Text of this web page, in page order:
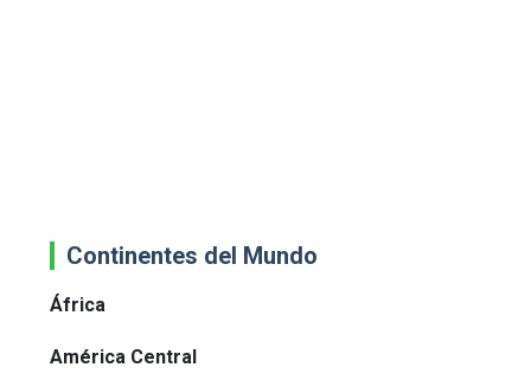
Continentes del Mundo
África
América Central